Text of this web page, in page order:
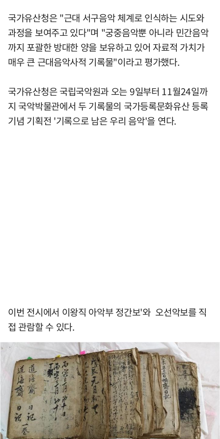
국가유산청은 "근대 서구음악 체계로 인식하는 시도와
과정을 보여주고 있다"며 "궁중음악뿐 아니라 민간음악
까지 포괄한 방대한 양을 보유하고 있어 자료적 가치가
매우 큰 근대음악사적 기록물"이라고 평가했다.
국가유산청은 국립국악원과 오는 9일부터 11월24일까
지 국악박물관에서 두 기록물의 국가등록문화유산 등록
기념 기획전 '기록으로 남은 우리 음악'을 연다.
이번 전시에서 이왕직 아악부 정간보'와 오선악보를 직
접 관람할 수 있다.